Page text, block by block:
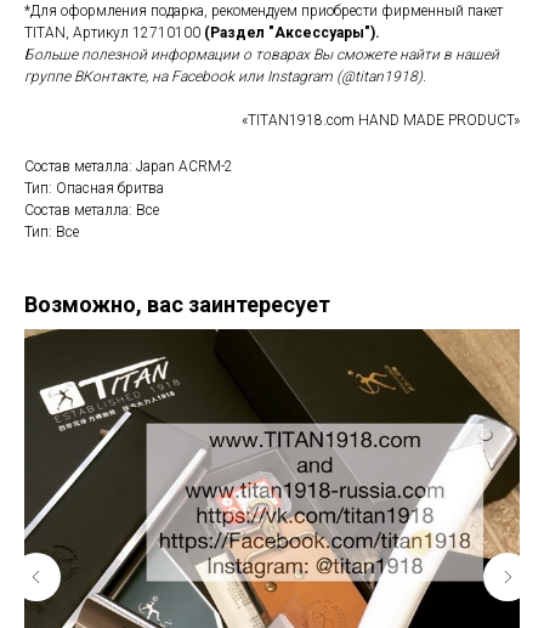
*Для оформления подарка, рекомендуем приобрести фирменный пакет
TITAN, Артикул 12710100 (Раздел "Аксессуары").
Больше полезной информации о товарах Вы сможете найти в нашей
группе ВКонтакте, на Facebook или Instagram (@titan1918).
«TITAN1918.com HAND MADE PRODUCT»
Состав металла: Japan ACRM-2
Тип: Опасная бритва
Состав металла: Все
Тип: Все
Возможно, вас заинтересует